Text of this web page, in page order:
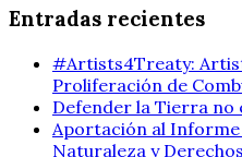
Entradas recientes
#Artists4Treaty:
Proliferación de
Defender la Tierra no
Aportación al Informe
Naturaleza y